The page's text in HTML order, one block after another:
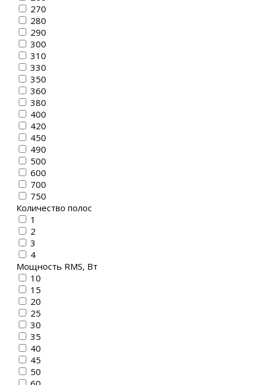
270
280
290
300
310
330
350
360
380
400
420
450
490
500
600
700
750
Количество полос
1
2
3
4
Мощность RMS, Вт
10
15
20
25
30
35
40
45
50